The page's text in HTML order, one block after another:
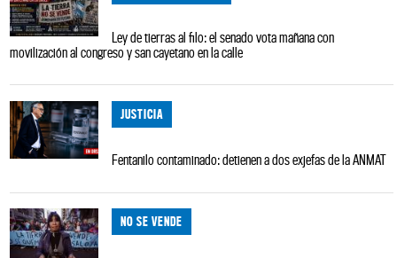
Ley de tierras al filo: el senado vota mañana con
movilización al congreso y san cayetano en la calle
JUSTICIA
Fentanilo contaminado: detienen a dos exjefas de la ANMAT
NO SE VENDE